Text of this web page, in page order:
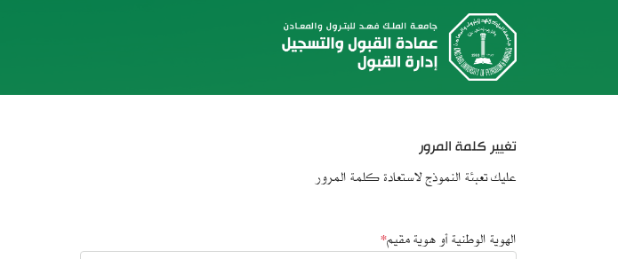
تغيير كلمة المرور
عليك تعبئة النموذج لاستعادة كلمة المرور
الهوية الوطنية أو هوية مقيم*